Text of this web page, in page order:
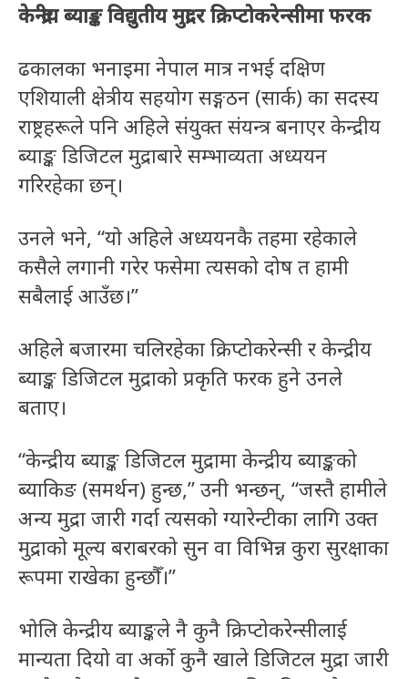
केन्द्रीय ब्याङ्क विद्युतीय मुद्रा र क्रिप्टोकरेन्सीमा फरक
ढकालका भनाइमा नेपाल मात्र नभई दक्षिण
एशियाली क्षेत्रीय सहयोग सङ्गठन (सार्क) का सदस्य
राष्ट्रहरूले पनि अहिले संयुक्त संयन्त्र बनाएर केन्द्रीय
ब्याङ्क डिजिटल मुद्राबारे सम्भाव्यता अध्ययन
गरिरहेका छन्।
उनले भने, “यो अहिले अध्ययनकै तहमा रहेकाले
कसैले लगानी गरेर फसेमा त्यसको दोष त हामी
सबैलाई आउँछ।”
अहिले बजारमा चलिरहेका क्रिप्टोकरेन्सी र केन्द्रीय
ब्याङ्क डिजिटल मुद्राको प्रकृति फरक हुने उनले
बताए।
“केन्द्रीय ब्याङ्क डिजिटल मुद्रामा केन्द्रीय ब्याङ्कको
ब्याकिङ (समर्थन) हुन्छ,” उनी भन्छन्, “जस्तै हामीले
अन्य मुद्रा जारी गर्दा त्यसको ग्यारेन्टीका लागि उक्त
मुद्राको मूल्य बराबरको सुन वा विभिन्न कुरा सुरक्षाका
रूपमा राखेका हुन्छौँ।”
भोलि केन्द्रीय ब्याङ्कले नै कुनै क्रिप्टोकरेन्सीलाई
मान्यता दियो वा अर्को कुनै खाले डिजिटल मुद्रा जारी